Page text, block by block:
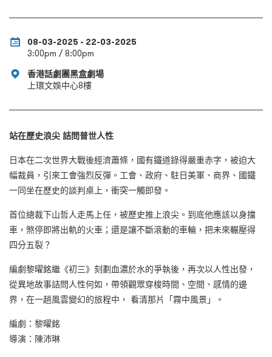
08-03-2025 - 22-03-2025
3:00pm / 8:00pm
香港話劇團黑盒劇場
上環文娛中心8樓
站在歷史浪尖 詰問普世人性
日本在二次世界大戰後經濟蕭條，國有鐵道錄得嚴重赤字，被迫大
幅裁員，引來工會強烈反彈。工會、政府、駐日美軍、商界、國鐵
一同坐在歷史的談判桌上，衝突一觸即發。
首位總裁下山哲人走馬上任，被歷史推上浪尖。到底他應該以身擋
車，煞停即將出軌的火車；還是讓不斷滾動的車輪，把未來輾壓得
四分五裂？
編劇黎曜銘繼《初三》刻劃血濃於水的爭執後，再次以人性出發，
從異地故事詰問人性何如，帶領觀眾穿梭時間、空間、感情的邊
界，在一趟風雲變幻的旅程中， 看清那片「霧中風景」。
編劇： 黎曜銘
導演： 陳沛琳